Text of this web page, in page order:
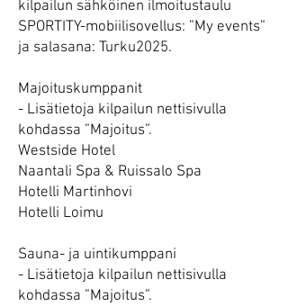
kilpailun sähköinen ilmoitustaulu
SPORTITY-mobiilisovellus: ”My events”
ja salasana: Turku2025.
Majoituskumppanit
- Lisätietoja kilpailun nettisivulla
kohdassa ”Majoitus”.
Westside Hotel
Naantali Spa & Ruissalo Spa
Hotelli Martinhovi
Hotelli Loimu
Sauna- ja uintikumppani
- Lisätietoja kilpailun nettisivulla
kohdassa ”Majoitus”.